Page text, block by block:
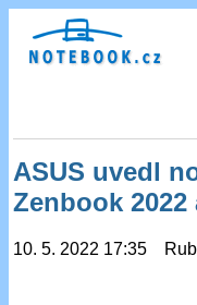
ASUS uvedl
Zenbook
10. 5. 2022 17:35